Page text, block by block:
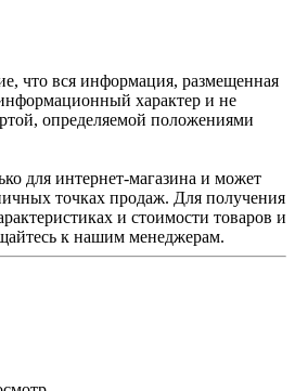
что вся информация, размещенная
характер и не
определяемой положениями
для интернет-магазина и может
точках продаж. Для получения
и стоимости товаров и
к нашим менеджерам.